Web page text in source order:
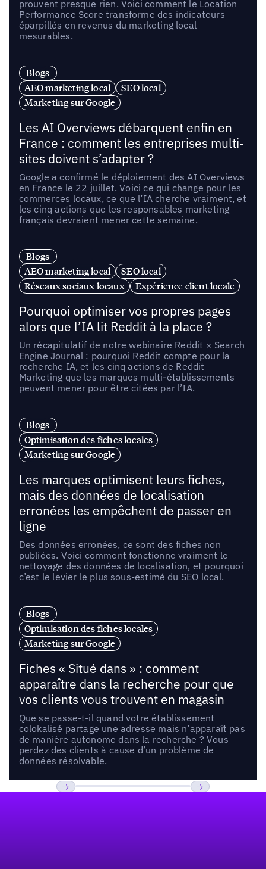
prouvent presque rien. Voici comment le Location
Performance Score transforme des indicateurs
éparpillés en revenus du marketing local
mesurables.
Blogs
AEO marketing local
SEO local
Marketing sur Google
Les AI Overviews débarquent enfin en
France : comment les entreprises multi-
sites doivent s’adapter ?
Google a confirmé le déploiement des AI Overviews
en France le 22 juillet. Voici ce qui change pour les
commerces locaux, ce que l’IA cherche vraiment, et
les cinq actions que les responsables marketing
français devraient mener cette semaine.
Blogs
AEO marketing local
SEO local
Réseaux sociaux locaux
Expérience client locale
Pourquoi optimiser vos propres pages
alors que l’IA lit Reddit à la place ?
Un récapitulatif de notre webinaire Reddit × Search
Engine Journal : pourquoi Reddit compte pour la
recherche IA, et les cinq actions de Reddit
Marketing que les marques multi-établissements
peuvent mener pour être citées par l’IA.
Blogs
Optimisation des fiches locales
Marketing sur Google
Les marques optimisent leurs fiches,
mais des données de localisation
erronées les empêchent de passer en
ligne
Des données erronées, ce sont des fiches non
publiées. Voici comment fonctionne vraiment le
nettoyage des données de localisation, et pourquoi
c’est le levier le plus sous-estimé du SEO local.
Blogs
Optimisation des fiches locales
Marketing sur Google
Fiches « Situé dans » : comment
apparaître dans la recherche pour que
vos clients vous trouvent en magasin
Que se passe-t-il quand votre établissement
colokalisé partage une adresse mais n’apparaît pas
de manière autonome dans la recherche ? Vous
perdez des clients à cause d’un problème de
données résolvable.